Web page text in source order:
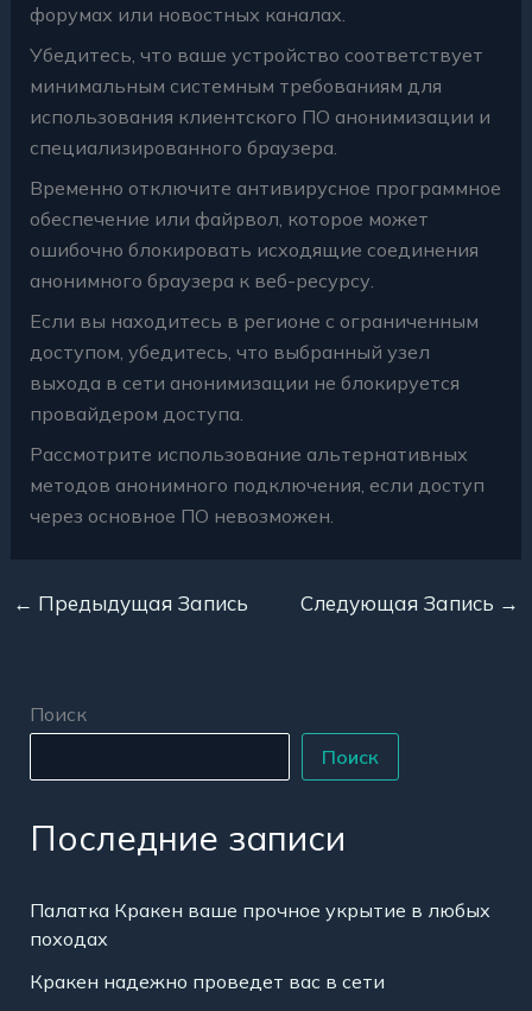
форумах или новостных каналах.
Убедитесь, что ваше устройство соответствует
минимальным системным требованиям для
использования клиентского ПО анонимизации и
специализированного браузера.
Временно отключите антивирусное программное
обеспечение или файрвол, которое может
ошибочно блокировать исходящие соединения
анонимного браузера к веб-ресурсу.
Если вы находитесь в регионе с ограниченным
доступом, убедитесь, что выбранный узел
выхода в сети анонимизации не блокируется
провайдером доступа.
Рассмотрите использование альтернативных
методов анонимного подключения, если доступ
через основное ПО невозможен.
← Предыдущая Запись Следующая Запись →
Поиск
Поиск
Последние записи
Палатка Кракен ваше прочное укрытие в любых
походах
Кракен надежно проведет вас в сети